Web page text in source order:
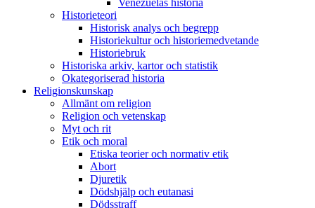
Venezuelas historia
Historieteori
Historisk analys och begrepp
Historiekultur och historiemedvetande
Historiebruk
Historiska arkiv, kartor och statistik
Okategoriserad historia
Religionskunskap
Allmänt om religion
Religion och vetenskap
Myt och rit
Etik och moral
Etiska teorier och normativ etik
Abort
Djuretik
Dödshjälp och eutanasi
Dödsstraff